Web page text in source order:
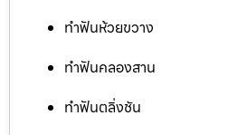
ทำฟันห้วยขวาง
ทำฟันคลองสาน
ทำฟันตลิ่งชัน